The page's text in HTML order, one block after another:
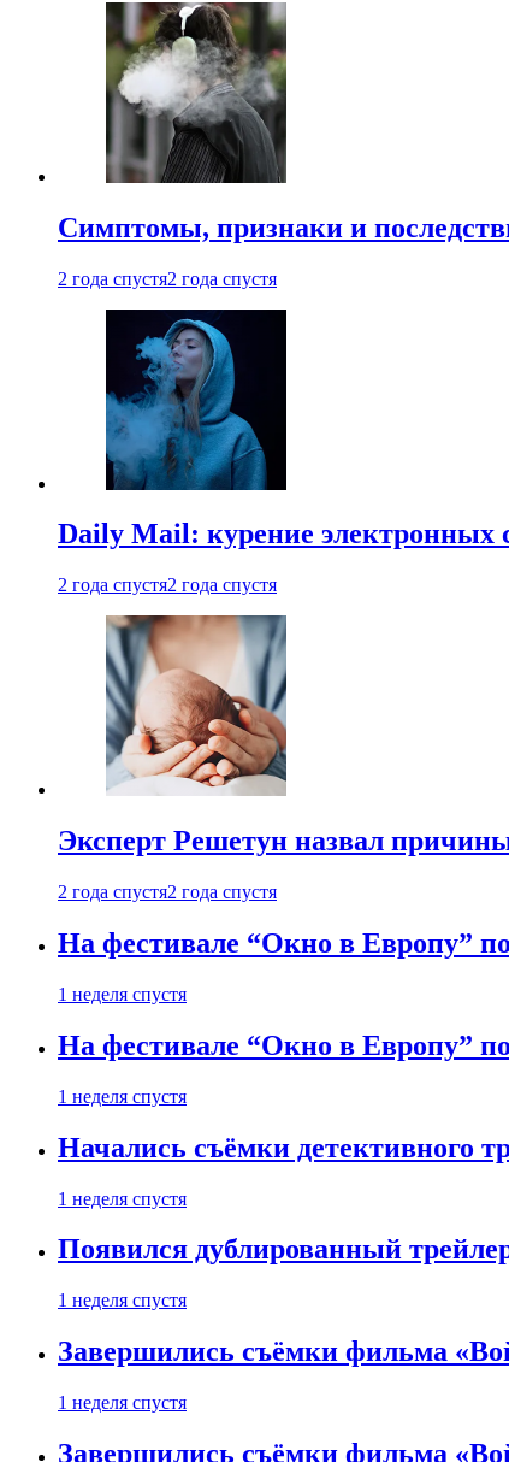
Симптомы, признаки и
2 года спустя2 года спустя
Daily Mail: курение электронных
2 года спустя2 года спустя
Эксперт Решетун назвал
2 года спустя2 года спустя
На фестивале “Окно в Европу”
1 неделя спустя
На фестивале “Окно в Европу”
1 неделя спустя
Начались съёмки детективного
1 неделя спустя
Появился дублированный
1 неделя спустя
Завершились съёмки фильма
1 неделя спустя
Завершились съёмки фильма